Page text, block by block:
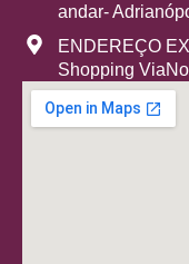
andar-
ENDEREÇO
Shopping